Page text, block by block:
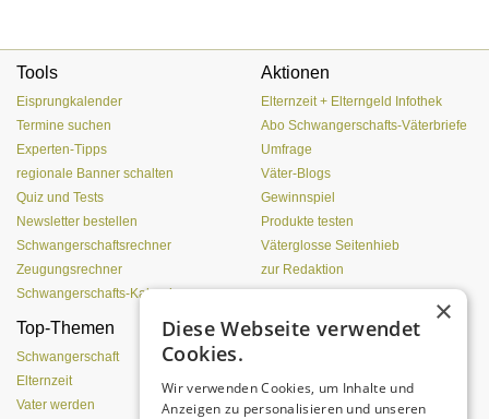
Tools
Eisprungkalender
Termine suchen
Experten-Tipps
regionale Banner schalten
Quiz und Tests
Newsletter bestellen
Schwangerschaftsrechner
Zeugungsrechner
Schwangerschafts-Kalender
Aktionen
Elternzeit + Elterngeld Infothek
Abo Schwangerschafts-Väterbriefe
Umfrage
Väter-Blogs
Gewinnspiel
Produkte testen
Väterglosse Seitenhieb
zur Redaktion
Top-Themen
Schwangerschaft
Elternzeit
Vater werden
Einen Lehmofen
×
Diese Webseite verwendet
Cookies.
Wir verwenden Cookies, um Inhalte und
Anzeigen zu personalisieren und unseren